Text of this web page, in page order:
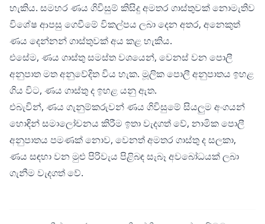
හැකිය. සමහර ණය ගිවිසුම් කිසිදු අමතර ගාස්තුවක් නොමැතිව
විශේෂ ආපසු ගෙවීමේ විකල්පය ලබා දෙන අතර, අනෙකුත්
ණය දෙන්නන් ගාස්තුවක් අය කළ හැකිය.
එසේම, ණය ගාස්තු සමස්ත වශයෙන්, වෙනස් වන පොලී
අනුපාත මත අනුවේදිත විය හැක. මූලික පොලී අනුපාතය ඉහළ
ගිය විට, ණය ගාස්තු ද ඉහළ යනු ඇත.
එබැවින්, ණය ගැනුම්කරුවන් ණය ගිවිසුමේ සියලුම අංගයන්
හොඳින් සමාලෝචනය කිරීම ඉතා වැදගත් වේ, නාමික පොලී
අනුපාතය පමණක් නොව, වෙනත් අමතර ගාස්තු ද සලකා,
ණය සඳහා වන මුළු පිරිවැය පිළිබඳ සැබෑ අවබෝධයක් ලබා
ගැනීම වැදගත් වේ.